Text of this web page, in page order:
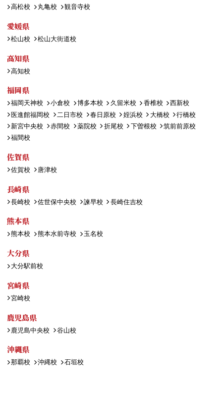
高松校 丸亀校 観音寺校
愛媛県
松山校 松山大街道校
高知県
高知校
福岡県
福岡天神校 小倉校 博多本校 久留米校 香椎校
西新校
医進館福岡校
二日市校 春日原校 姪浜校 大橋校
行橋校
新宮中央校
赤間校 薬院校 折尾校 下曽根校
筑前前原校
福間校
佐賀県
佐賀校 唐津校
長崎県
長崎校 佐世保中央校 諫早校 長崎住吉校
熊本県
熊本校 熊本水前寺校 玉名校
大分県
大分駅前校
宮崎県
宮崎校
鹿児島県
鹿児島中央校 谷山校
沖縄県
那覇校 沖縄校 石垣校